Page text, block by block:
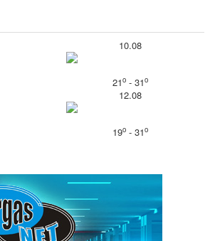
10.08
21o- 31o
12.08
19o- 31o